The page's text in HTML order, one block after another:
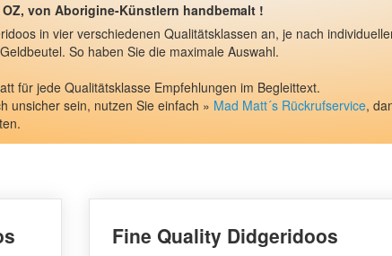
von Aborigine-Künstlern handbemalt !
in vier verschiedenen Qualitätsklassen an, je nach
So haben Sie die maximale Auswahl.
für jede Qualitätsklasse Empfehlungen im Begleittext.
unsicher sein, nutzen Sie einfach » Mad Matt´s Rückrufservice,
Fine Quality Didgeridoos